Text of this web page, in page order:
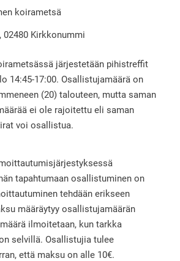
koirametsä
02480 Kirkkonummi
järjestetään pihistreffit
14:45-17:00. Osallistujamäärä on
(20) talouteen, mutta saman
ei ole rajoitettu eli saman
voi osallistua.
tapahtumaan osallistuminen on
tehdään erikseen
määräytyy osallistujamäärän
ilmoitetaan, kun tarkka
selvillä. Osallistujia tulee
että maksu on alle 10€.